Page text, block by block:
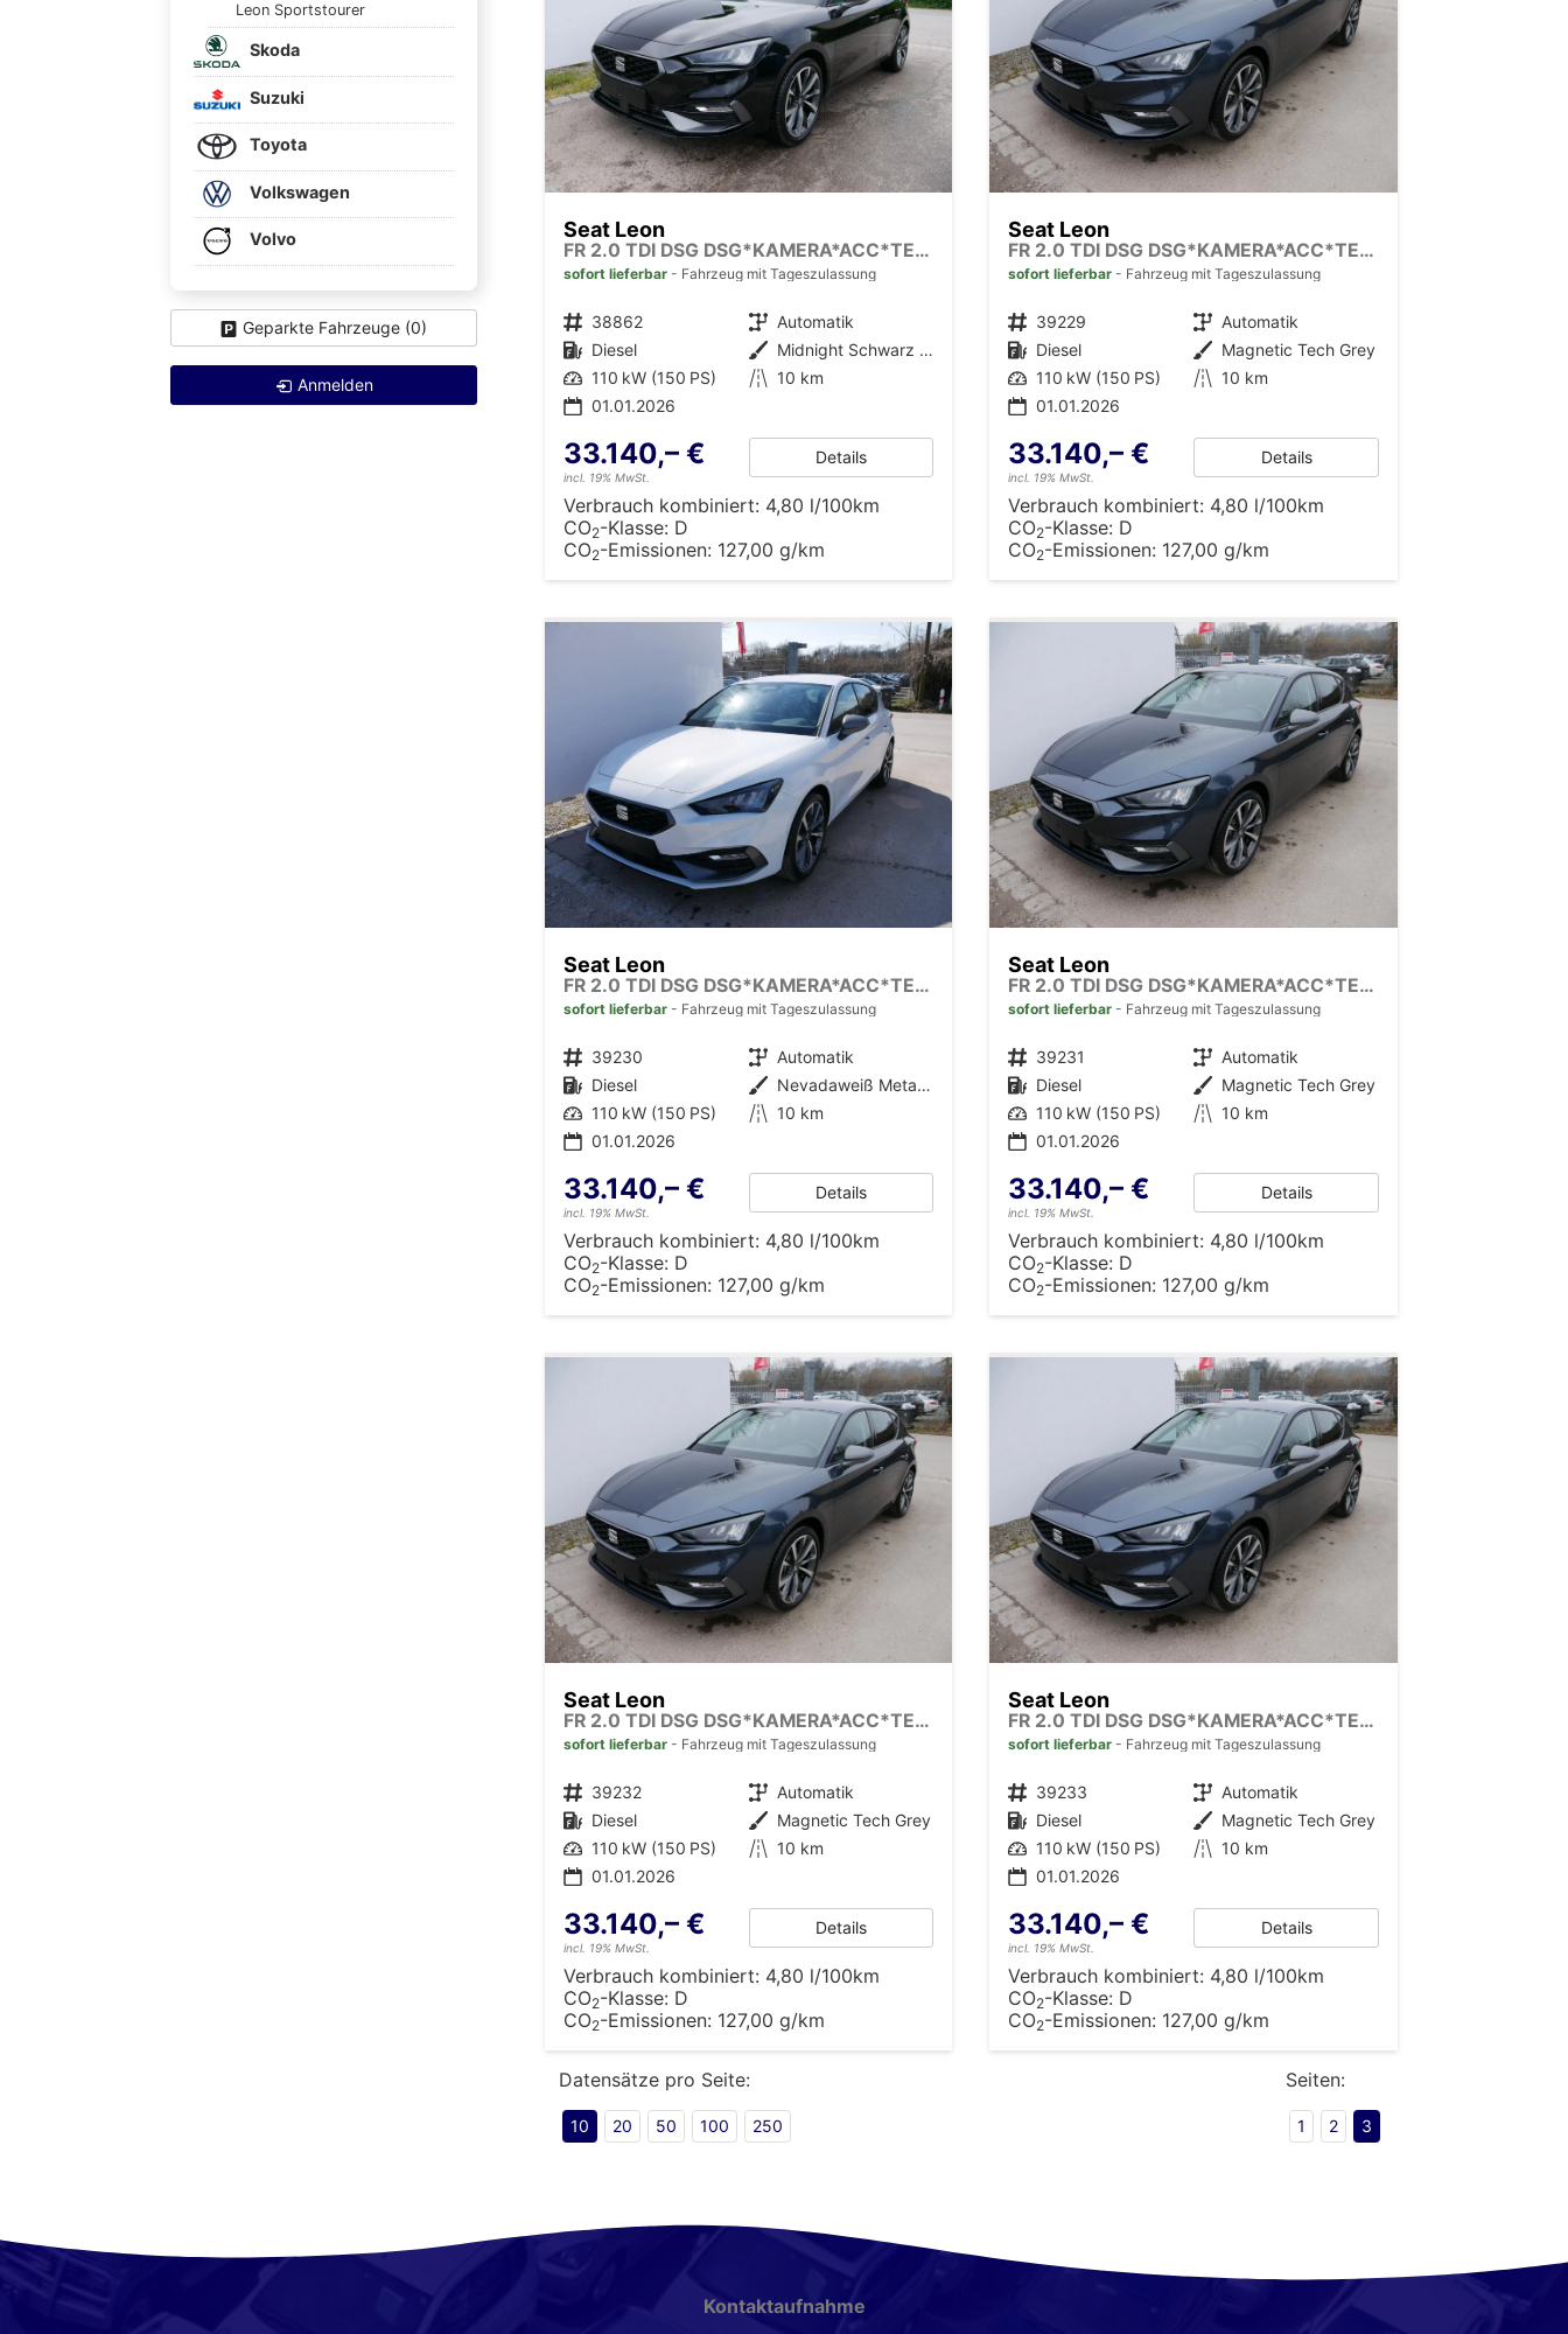
Seat Leon
FR 2.0 TDI DSG DSG*KAMERA*ACC*TEMPOMAT*NAVI*3-ZONE KLIMAAUTOMATIK*VIRTUAL COCKPIT*
sofort lieferbar Fahrzeug mit Tageszulassung
Fahrzeugnr. 38862 Getriebe Automatik
Kraftstoff Diesel Außenfarbe
Midnight Schwarz Metallic
Leistung 110 kW (150 PS) Kilometerstand 10 km
01.01.2026
33.140,– €
incl. 19% MwSt.
Details
Verbrauch kombiniert: 4,80 l/100km
CO2-Klasse: D
CO2-Emissionen: 127,00 g/km
Seat Leon
FR 2.0 TDI DSG DSG*KAMERA*ACC*TEMPOMAT*NAVI*3-ZONE KLIMAAUTOMATIK*VIRTUAL COCKPIT*
sofort lieferbar Fahrzeug mit Tageszulassung
Fahrzeugnr. 39229 Getriebe Automatik
Kraftstoff Diesel Außenfarbe Magnetic Tech Grey
Leistung 110 kW (150 PS) Kilometerstand 10 km
01.01.2026
33.140,– €
incl. 19% MwSt.
Details
Verbrauch kombiniert: 4,80 l/100km
CO2-Klasse: D
CO2-Emissionen: 127,00 g/km
Seat Leon
FR 2.0 TDI DSG DSG*KAMERA*ACC*TEMPOMAT*NAVI*3-ZONE KLIMAAUTOMATIK*VIRTUAL COCKPIT*
sofort lieferbar Fahrzeug mit Tageszulassung
Fahrzeugnr. 39230 Getriebe Automatik
Kraftstoff Diesel Außenfarbe
Nevadaweiß Metallic
Leistung 110 kW (150 PS) Kilometerstand 10 km
01.01.2026
33.140,– €
incl. 19% MwSt.
Details
Verbrauch kombiniert: 4,80 l/100km
CO2-Klasse: D
CO2-Emissionen: 127,00 g/km
Seat Leon
FR 2.0 TDI DSG DSG*KAMERA*ACC*TEMPOMAT*NAVI*3-ZONE KLIMAAUTOMATIK*VIRTUAL COCKPIT*
sofort lieferbar Fahrzeug mit Tageszulassung
Fahrzeugnr. 39231 Getriebe Automatik
Kraftstoff Diesel Außenfarbe Magnetic Tech Grey
Leistung 110 kW (150 PS) Kilometerstand 10 km
01.01.2026
33.140,– €
incl. 19% MwSt.
Details
Verbrauch kombiniert: 4,80 l/100km
CO2-Klasse: D
CO2-Emissionen: 127,00 g/km
Seat Leon
FR 2.0 TDI DSG DSG*KAMERA*ACC*TEMPOMAT*NAVI*3-ZONE KLIMAAUTOMATIK*VIRTUAL COCKPIT*
sofort lieferbar Fahrzeug mit Tageszulassung
Fahrzeugnr. 39232 Getriebe Automatik
Kraftstoff Diesel Außenfarbe Magnetic Tech Grey
Leistung 110 kW (150 PS) Kilometerstand 10 km
01.01.2026
33.140,– €
incl. 19% MwSt.
Details
Verbrauch kombiniert: 4,80 l/100km
CO2-Klasse: D
CO2-Emissionen: 127,00 g/km
Seat Leon
FR 2.0 TDI DSG DSG*KAMERA*ACC*TEMPOMAT*NAVI*3-ZONE KLIMAAUTOMATIK*VIRTUAL COCKPIT*
sofort lieferbar Fahrzeug mit Tageszulassung
Fahrzeugnr. 39233 Getriebe Automatik
Kraftstoff Diesel Außenfarbe Magnetic Tech Grey
Leistung 110 kW (150 PS) Kilometerstand 10 km
01.01.2026
33.140,– €
incl. 19% MwSt.
Details
Verbrauch kombiniert: 4,80 l/100km
CO2-Klasse: D
CO2-Emissionen: 127,00 g/km
Datensätze pro Seite:
10 20 50 100 250
Seiten:
1 2 3
Leon Sportstourer
Skoda
Suzuki
Toyota
Volkswagen
Volvo
Geparkte Fahrzeuge (0)
Anmelden
Kontaktaufnahme